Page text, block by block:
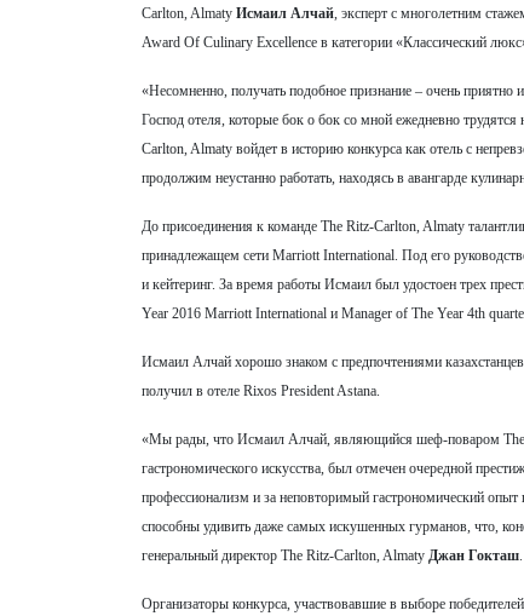
Carlton, Almaty Исмаил Алчай, эксперт с многолетним
Award Of Culinary Excellence в категории «Классический
«Несомненно, получать подобное признание – очень приятно
Господ отеля, которые бок о бок со мной ежедневно
Carlton, Almaty войдет в историю конкурса как отель с
продолжим неустанно работать, находясь в авангарде
До присоединения к команде The Ritz-Carlton, Almaty
принадлежащем сети Marriott International. Под его
и кейтеринг. За время работы Исмаил был удостоен трех
Year 2016 Marriott International и Manager of The Year 4th
Исмаил Алчай хорошо знаком с предпочтениями
получил в отеле Rixos President Astana.
«Мы рады, что Исмаил Алчай, являющийся шеф-поваром The
гастрономического искусства, был отмечен очередной
профессионализм и за неповторимый гастрономический
способны удивить даже самых искушенных гурманов, что,
генеральный директор The Ritz-Carlton, Almaty Джан Гокташ.
Организаторы конкурса, участвовавшие в выборе